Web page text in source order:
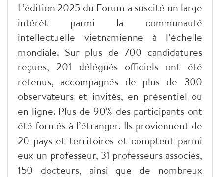
L’édition 2025 du Forum a suscité un large
intérêt parmi la communauté
intellectuelle vietnamienne à l’échelle
mondiale. Sur plus de 700 candidatures
reçues, 201 délégués officiels ont été
retenus, accompagnés de plus de 300
observateurs et invités, en présentiel ou
en ligne. Plus de 90% des participants ont
été formés à l’étranger. Ils proviennent de
20 pays et territoires et comptent parmi
eux un professeur, 31 professeurs associés,
150 docteurs, ainsi que de nombreux